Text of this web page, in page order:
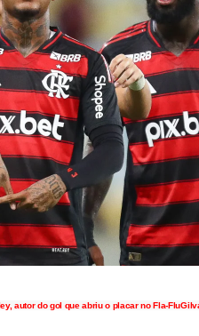
autor do gol que abriu o placar no Fla-Flu